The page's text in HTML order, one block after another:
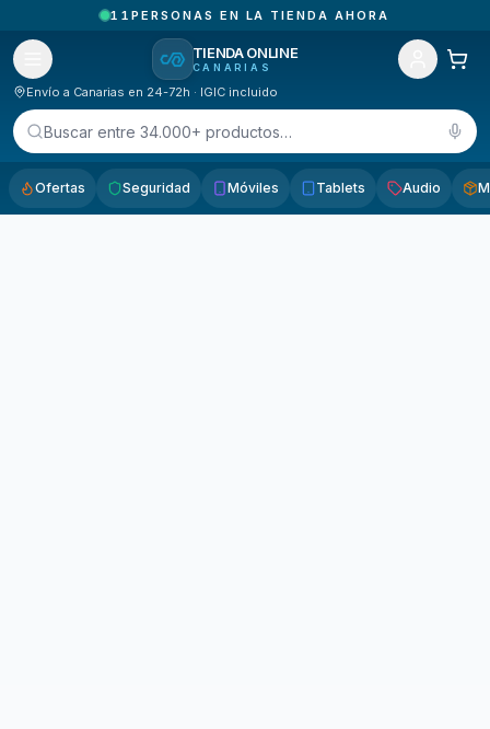
11 PERSONAS EN LA TIENDA AHORA
TIENDA ONLINE
CANARIAS
Envío a Canarias en 24-72h · IGIC incluido
Buscar entre 34.000+ productos…
Ofertas Seguridad Móviles Tablets Audio